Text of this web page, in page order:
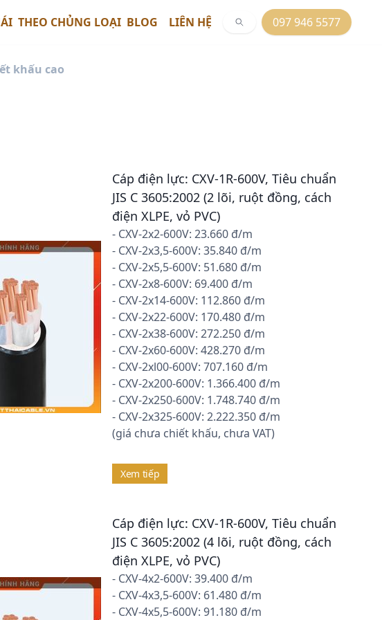
THEO CHỦNG LOẠI BLOG LIÊN HỆ 097 946 5577
khấu cao
Cáp điện lực: CXV-1R-600V, Tiêu chuẩn
JIS C 3605:2002 (2 lõi, ruột đồng, cách
điện XLPE, vỏ PVC)
- CXV-2x2-600V: 23.660 đ/m
- CXV-2x3,5-600V: 35.840 đ/m
- CXV-2x5,5-600V: 51.680 đ/m
- CXV-2x8-600V: 69.400 đ/m
- CXV-2x14-600V: 112.860 đ/m
- CXV-2x22-600V: 170.480 đ/m
- CXV-2x38-600V: 272.250 đ/m
- CXV-2x60-600V: 428.270 đ/m
- CXV-2xl00-600V: 707.160 đ/m
- CXV-2x200-600V: 1.366.400 đ/m
- CXV-2x250-600V: 1.748.740 đ/m
- CXV-2x325-600V: 2.222.350 đ/m
(giá chưa chiết khấu, chưa VAT)
Xem tiếp
Cáp điện lực: CXV-1R-600V, Tiêu chuẩn
JIS C 3605:2002 (4 lõi, ruột đồng, cách
điện XLPE, vỏ PVC)
- CXV-4x2-600V: 39.400 đ/m
- CXV-4x3,5-600V: 61.480 đ/m
- CXV-4x5,5-600V: 91.180 đ/m